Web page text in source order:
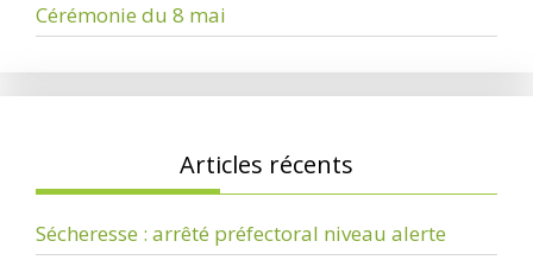
Cérémonie du 8 mai
Articles récents
Sécheresse : arrêté préfectoral niveau alerte